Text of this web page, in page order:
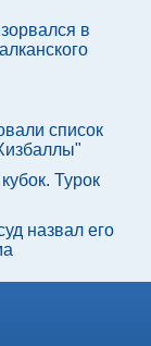
в
список
Турок
назвал его